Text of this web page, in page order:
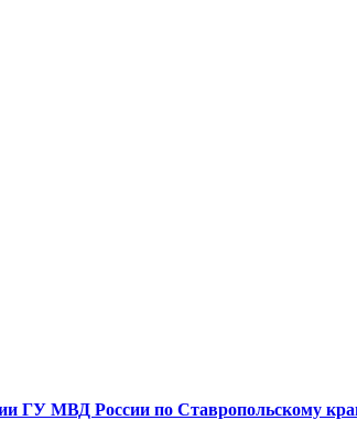
ГУ МВД России по Ставропольскому